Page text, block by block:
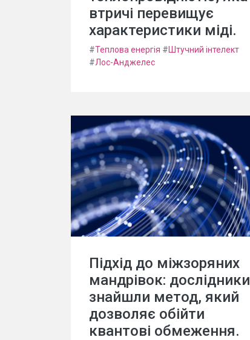
втричі перевищує
характеристики міді.
#Теплова енергія #Штучний інтелект
#Лос-Анджелес
Підхід до міжзоряних
мандрівок: дослідники
знайшли метод, який
дозволяє обійти
квантові обмеження.